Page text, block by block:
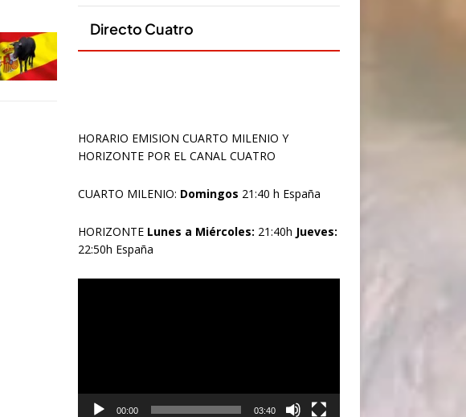
HORARIO EMISION CUARTO MILENIO Y
HORIZONTE POR EL CANAL CUATRO
CUARTO MILENIO: Domingos 21:40 h España
HORIZONTE Lunes a Miércoles: 21:40h Jueves:
22:50h España
00:00 03:40